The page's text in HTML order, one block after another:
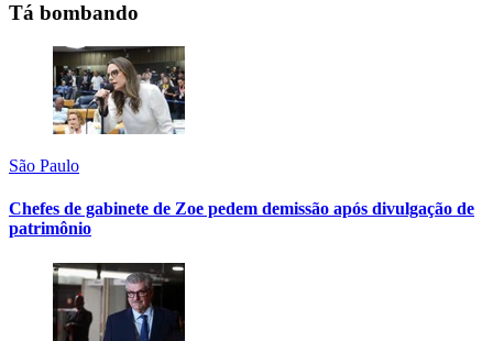
Tá bombando
São Paulo
Chefes de gabinete de Zoe pedem demissão após divulgação de
patrimônio